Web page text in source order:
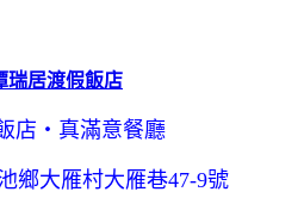
瑞居渡假飯店
店‧真滿意餐廳
鄉大雁村大雁巷47-9號